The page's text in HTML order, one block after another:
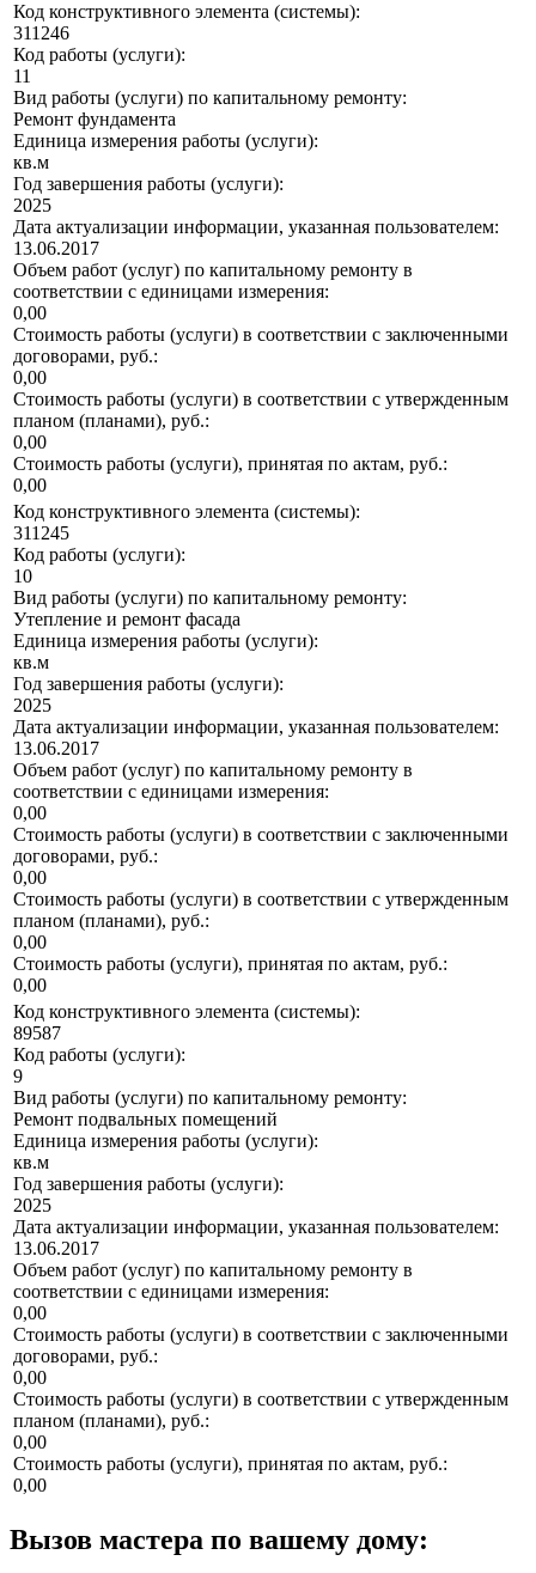
Код конструктивного элемента (системы):
311246
Код работы (услуги):
11
Вид работы (услуги) по капитальному ремонту:
Ремонт фундамента
Единица измерения работы (услуги):
кв.м
Год завершения работы (услуги):
2025
Дата актуализации информации, указанная пользователем:
13.06.2017
Объем работ (услуг) по капитальному ремонту в
соответствии с единицами измерения:
0,00
Стоимость работы (услуги) в соответствии с заключенными
договорами, руб.:
0,00
Стоимость работы (услуги) в соответствии с утвержденным
планом (планами), руб.:
0,00
Стоимость работы (услуги), принятая по актам, руб.:
0,00
Код конструктивного элемента (системы):
311245
Код работы (услуги):
10
Вид работы (услуги) по капитальному ремонту:
Утепление и ремонт фасада
Единица измерения работы (услуги):
кв.м
Год завершения работы (услуги):
2025
Дата актуализации информации, указанная пользователем:
13.06.2017
Объем работ (услуг) по капитальному ремонту в
соответствии с единицами измерения:
0,00
Стоимость работы (услуги) в соответствии с заключенными
договорами, руб.:
0,00
Стоимость работы (услуги) в соответствии с утвержденным
планом (планами), руб.:
0,00
Стоимость работы (услуги), принятая по актам, руб.:
0,00
Код конструктивного элемента (системы):
89587
Код работы (услуги):
9
Вид работы (услуги) по капитальному ремонту:
Ремонт подвальных помещений
Единица измерения работы (услуги):
кв.м
Год завершения работы (услуги):
2025
Дата актуализации информации, указанная пользователем:
13.06.2017
Объем работ (услуг) по капитальному ремонту в
соответствии с единицами измерения:
0,00
Стоимость работы (услуги) в соответствии с заключенными
договорами, руб.:
0,00
Стоимость работы (услуги) в соответствии с утвержденным
планом (планами), руб.:
0,00
Стоимость работы (услуги), принятая по актам, руб.:
0,00
Вызов мастера по вашему дому: